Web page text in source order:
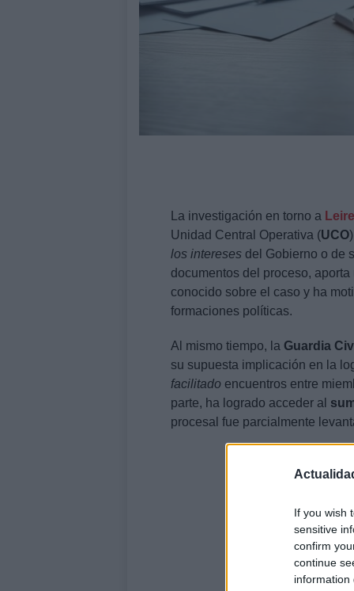
If you wish
sensitive
confirm
continue
information
La investigación en torno a
Unidad Central Operativa (UCO
los intereses del Gobierno o de
documentos del proceso,
conocido sobre el caso y ha
formaciones políticas.
Al mismo tiempo, la Guardia
su supuesta implicación en la
facilitado encuentros entre
parte, ha logrado acceder al
procesal fue parcialmente